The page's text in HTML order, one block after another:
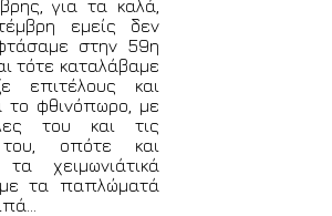
για τα καλά,
εμείς δεν
στην 59η
τότε καταλάβαμε
επιτέλους και
το φθινόπωρο, με
του και τις
οπότε και
χειμωνιάτικά
τα παπλώματά